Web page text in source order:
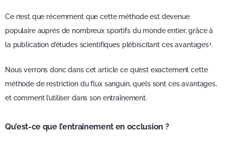
Ce n’est que récemment que cette méthode est devenue
populaire auprès de nombreux sportifs du monde entier, grâce à
la publication d’études scientifiques plébiscitant ces avantages1.
Nous verrons donc dans cet article ce qu’est exactement cette
méthode de restriction du flux sanguin, quels sont ces avantages,
et comment l’utiliser dans son entraînement.
Qu’est-ce que l’entraînement en occlusion ?